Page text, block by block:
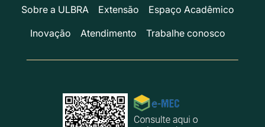
Sobre a ULBRA
Extensão
Espaço Acadêmico
Inovação
Atendimento Trabalhe conosco